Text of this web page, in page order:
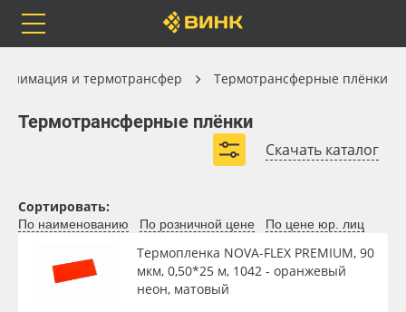
Orafol
Бренды
Рулонные материалы
Самоклеящиеся плёнки
и термотрансфер Термотрансферные плёнки
Термотрансферные плёнки
Скачать каталог
Сублимация и термотрансфер
Термотрансферные плёнки
Термотрансферные плёнки для печати
Монтажные плёнки для термотрансфера
Термотрансферные плёнки Witpac
Цветные термотрансферные плёнки
Сортировать:
По наименованию По розничной цене По цене юр. лиц
Термопленка NOVA-FLEX PREMIUM, 90
мкм, 0,50*25 м, 1042 - оранжевый
неон, матовый